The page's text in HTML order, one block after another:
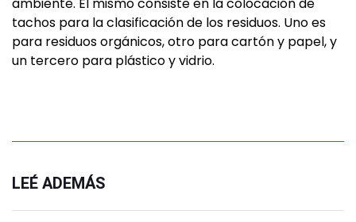
tachos para la clasificación de los residuos. Uno es
para residuos orgánicos, otro para cartón y papel, y
un tercero para plástico y vidrio.
LEÉ ADEMÁS